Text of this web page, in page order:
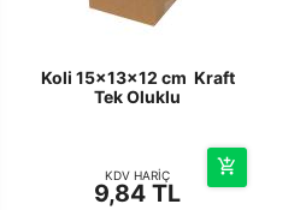
Koli 15x13x12 cm Kraft
Tek Oluklu
KDV HARİÇ
9,84 TL